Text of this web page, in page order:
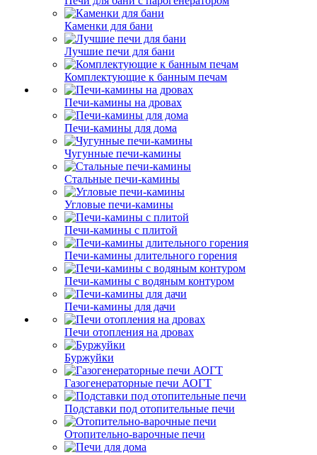
Каменки для бани
Лучшие печи для бани
Комплектующие к банным печам
Печи-камины на дровах
Печи-камины для дома
Чугунные печи-камины
Стальные печи-камины
Угловые печи-камины
Печи-камины с плитой
Печи-камины длительного горения
Печи-камины с водяным контуром
Печи-камины для дачи
Печи отопления на дровах
Буржуйки
Газогенераторные печи АОГТ
Подставки под отопительные печи
Отопительно-варочные печи